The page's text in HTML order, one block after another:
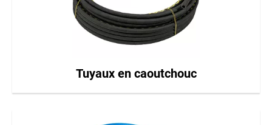
Tuyaux en caoutchouc